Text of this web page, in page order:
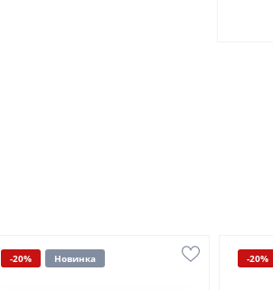
-20% Новинка -20%